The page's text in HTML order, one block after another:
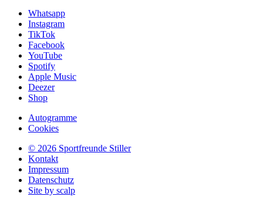
Whatsapp
Instagram
TikTok
Facebook
YouTube
Spotify
Apple Music
Deezer
Shop
Autogramme
Cookies
© 2026 Sportfreunde Stiller
Kontakt
Impressum
Datenschutz
Site by scalp